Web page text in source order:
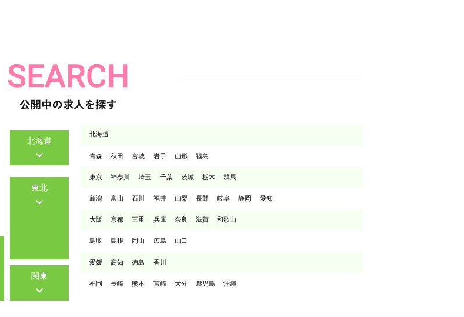
北海道
東北
関東
北海道
青森 秋田 宮城 岩手 山形 福島
東京 神奈川 埼玉 千葉 茨城 栃木 群馬
新潟 富山 石川 福井 山梨 長野 岐阜 静岡 愛知
大阪 京都 三重 兵庫 奈良 滋賀 和歌山
鳥取 島根 岡山 広島 山口
愛媛 高知 徳島 香川
福岡 長崎 熊本 宮崎 大分 鹿児島 沖縄